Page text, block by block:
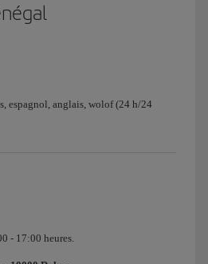
espagnol, anglais, wolof (24 h/24
- 17:00 heures.